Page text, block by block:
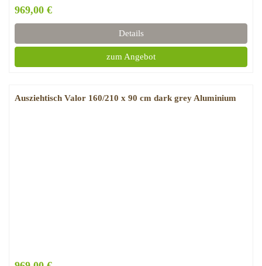
969,00 €
Details
zum Angebot
Ausziehtisch Valor 160/210 x 90 cm dark grey Aluminium